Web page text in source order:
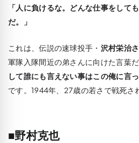
「人に負けるな。どんな仕事をして
だ。」
これは、伝説の速球投手・ 沢村栄治
軍隊入隊間近の弟さんに向けた言葉だ
して誰にも言えない事はこの俺に言っ
です。1944年、27歳の若さで戦死さ
■野村克也